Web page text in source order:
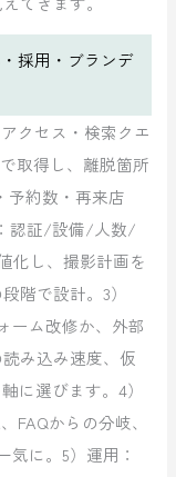
採用・ブランデ
クセス・検索クエ
取得し、離脱箇所
予約数・再来店
認証/設備/人数/
化し、撮影計画を
階で設計。3）
ーム改修か、外部
み込み速度、仮
に選びます。4）
FAQからの分岐、
に。5）運用：